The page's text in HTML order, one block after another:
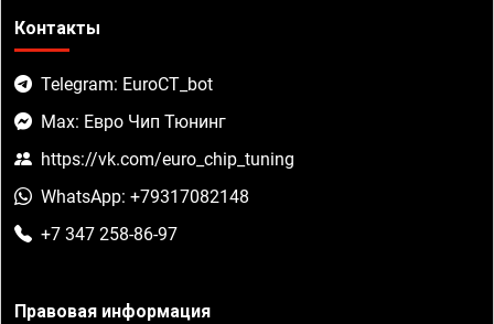
Контакты
Telegram: EuroCT_bot
Max: Евро Чип Тюнинг
https://vk.com/euro_chip_tuning
WhatsApp: +79317082148
+7 347 258-86-97
Правовая информация